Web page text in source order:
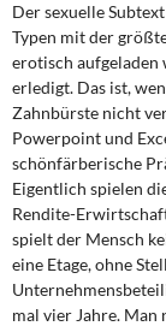
Der sexuelle
Typen mit der
erotisch aufgeladen
erledigt. Das ist,
Zahnbürste nicht
Powerpoint und
schönfärberische
Eigentlich spielen
Rendite-
spielt der Mensch
eine Etage, ohne
mal vier Jahre. Man